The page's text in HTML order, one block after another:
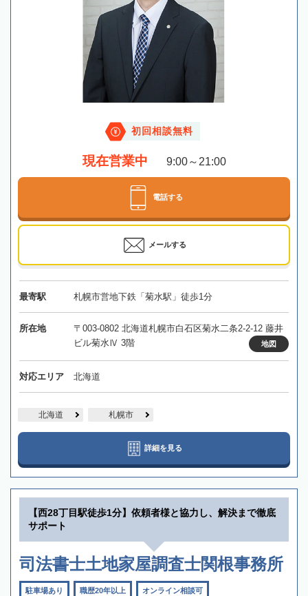
初回相談無料
現在営業中 9:00～21:00
電話する
メールする
最寄駅 札幌市営地下鉄「菊水駅」徒歩1分
所在地
〒003-0802 北海道札幌市白石区菊水二条2-2-12 藤井
ビル菊水Ⅳ 3階
地図
対応エリア 北海道
北海道 札幌市
詳細を見る
【西28丁目駅徒歩1分】依頼者様と協力し、解決まで徹底
サポート
司法書士土地家屋調査士関根事務所
駐車場あり 職歴20年以上 オンライン相談可